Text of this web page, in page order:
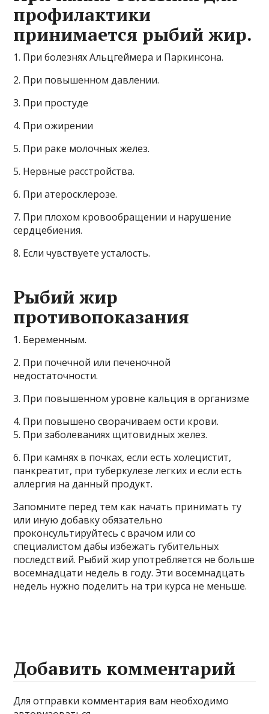
профилактики
принимается рыбий жир.
1. При болезнях Альцгеймера и Паркинсона.
2. При повышенном давлении.
3. При простуде
4. При ожирении
5. При раке молочных желез.
5. Нервные расстройства.
6. При атеросклерозе.
7. При плохом кровообращении и нарушение
сердцебиения.
8. Если чувствуете усталость.
Рыбий жир
противопоказания
1. Беременным.
2. При почечной или печеночной
недостаточности.
3. При повышенном уровне кальция в организме
4. При повышено сворачиваем ости крови.
5. При заболеваниях щитовидных желез.
6. При камнях в почках, если есть холецистит,
панкреатит, при туберкулезе легких и если есть
аллергия на данный продукт.
Запомните перед тем как начать принимать ту
или иную добавку обязательно
проконсультируйтесь с врачом или со
специалистом дабы избежать губительных
последствий. Рыбий жир употребляется не больше
восемнадцати недель в году. Эти восемнадцать
недель нужно поделить на три курса не меньше.
Добавить комментарий
Для отправки комментария вам необходимо